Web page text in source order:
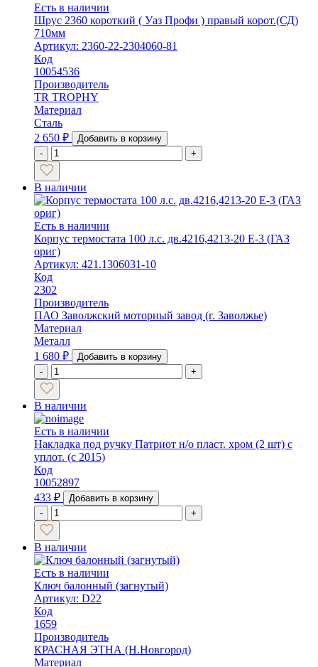
Есть в наличии
Шрус 2360 короткий ( Уаз Профи ) правый корот.(СД)
710мм
Артикул: 2360-22-2304060-81
Код
10054536
Производитель
TR TROPHY
Материал
Сталь
2 650 ₽
Добавить в корзину
-
+
В наличии
Есть в наличии
Корпус термостата 100 л.с. дв.4216,4213-20 Е-3 (ГАЗ
ориг)
Артикул: 421.1306031-10
Код
2302
Производитель
ПАО Заволжский моторный завод (г. Заволжье)
Материал
Металл
1 680 ₽
Добавить в корзину
-
+
В наличии
Есть в наличии
Накладка под ручку Патриот н/о пласт. хром (2 шт) с
уплот. (с 2015)
Код
10052897
433 ₽
Добавить в корзину
-
+
В наличии
Есть в наличии
Ключ балонный (загнутый)
Артикул: D22
Код
1659
Производитель
КРАСНАЯ ЭТНА (Н.Новгород)
Материал